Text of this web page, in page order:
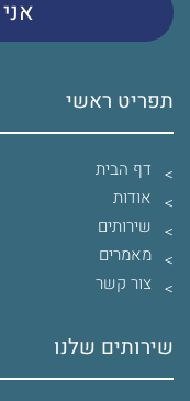
תפריט ראשי
דף הבית
אודות
שירותים
מאמרים
צור קשר
שירותים שלנו